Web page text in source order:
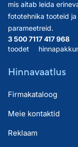
mis aitab leida
fototehnika tooteid
parameetreid.
3 500 711
toodet
7 417 968
Hinnavaatlus
Firmakataloog
Meie kontaktid
Reklaam